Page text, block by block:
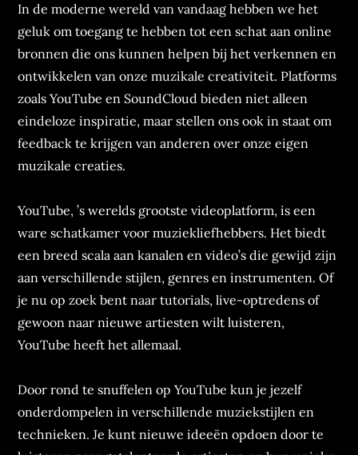
In de moderne wereld van vandaag hebben we het
geluk om toegang te hebben tot een schat aan online
bronnen die ons kunnen helpen bij het verkennen en
ontwikkelen van onze muzikale creativiteit. Platforms
zoals YouTube en SoundCloud bieden niet alleen
eindeloze inspiratie, maar stellen ons ook in staat om
feedback te krijgen van anderen over onze eigen
muzikale creaties.
YouTube, ’s werelds grootste videoplatform, is een
ware schatkamer voor muziekliefhebbers. Het biedt
een breed scala aan kanalen en video’s die gewijd zijn
aan verschillende stijlen, genres en instrumenten. Of
je nu op zoek bent naar tutorials, live-optredens of
gewoon naar nieuwe artiesten wilt luisteren,
YouTube heeft het allemaal.
Door rond te snuffelen op YouTube kun je jezelf
onderdompelen in verschillende muziekstijlen en
technieken. Je kunt nieuwe ideeën opdoen door te